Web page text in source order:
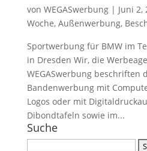
von WEGASwerbung| Juni 2,
Woche, Außenwerbung,
Sportwerbung für BMW im
in Dresden Wir, die
WEGASwerbung beschriften
Bandenwerbung mit
Logos oder mit
Dibondtafeln sowie im...
Suche